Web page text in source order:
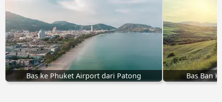
Bas ke Phuket Airport dari Patong Bas Ban